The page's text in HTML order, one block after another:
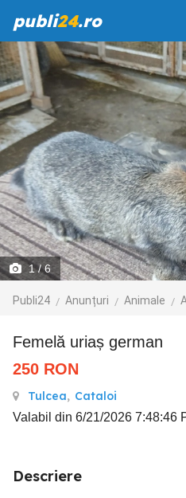
publi24.ro
1/ 6
Publi24 Anunțuri Animale
femelă uriaș german
250 RON
Tulcea, Cataloi
Valabil din 6/21/2026 7:48:46
Descriere